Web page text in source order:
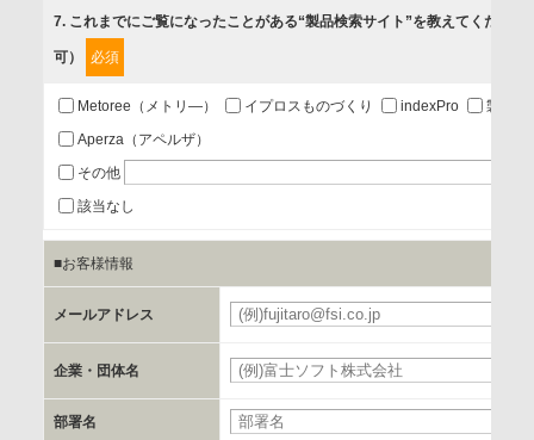
第三者提供の有無
あり
a.個人情報の提供・利用目的
当該企業/団体のサービス等のご案内及び当該企業/団体からの
お客様のご氏名、フリガナ、企業・団体名、部署名、役職、
郵便番号、住所、電話番号、FAX番号、メールアドレス
c.第三者への提供の手段または手法
7. これまでにご覧になったことがある“製品検索サイト”を教えてください
可） 必須
Metoree（メトリ―） イプロスものづくり indexPro
製品ナ
Aperza（アペルザ）
その他
該当なし
■お客様情報
メールアドレス
企業・団体名
部署名